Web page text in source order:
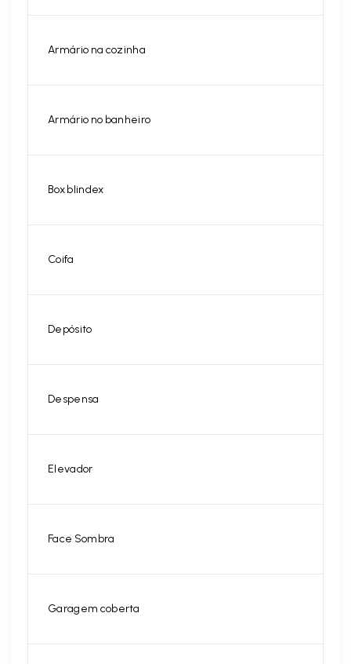
Armário na cozinha
Armário no banheiro
Box blindex
Coifa
Depósito
Despensa
Elevador
Face Sombra
Garagem coberta